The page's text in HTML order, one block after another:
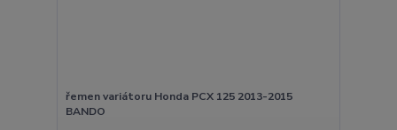
řemen variátoru Honda PCX 125 2013-2015
BANDO